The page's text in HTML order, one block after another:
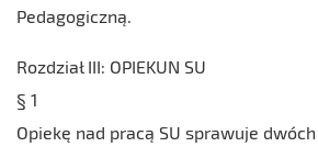
Pedagogiczną.
Rozdział III: OPIEKUN SU
§ 1
Opiekę nad pracą SU sprawuje